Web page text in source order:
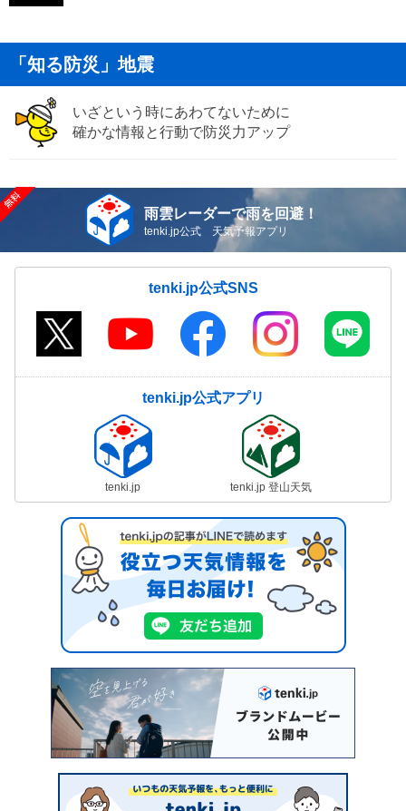
「知る防災」地震
いざという時にあわてないために
確かな情報と行動で防災力アップ
雨雲レーダーで雨を回避！
tenki.jp公式 天気予報アプリ
tenki.jp公式SNS
tenki.jp公式アプリ
tenki.jp tenki.jp 登山天気